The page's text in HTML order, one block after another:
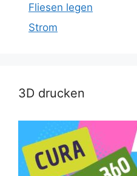
Fliesen legen
Strom
3D drucken